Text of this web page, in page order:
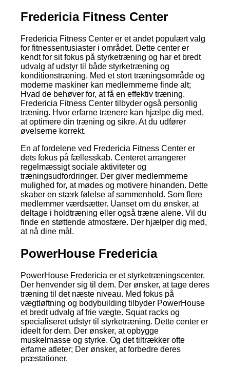
Fredericia Fitness Center
Fredericia Fitness Center er et andet populært valg
for fitnessentusiaster i området. Dette center er
kendt for sit fokus på styrketræning og har et bredt
udvalg af udstyr til både styrketræning og
konditionstræning. Med et stort træningsområde og
moderne maskiner kan medlemmerne finde alt;
Hvad de behøver for, at få en effektiv træning.
Fredericia Fitness Center tilbyder også personlig
træning. Hvor erfarne trænere kan hjælpe dig med,
at optimere din træning og sikre. At du udfører
øvelserne korrekt.
En af fordelene ved Fredericia Fitness Center er
dets fokus på fællesskab. Centeret arrangerer
regelmæssigt sociale aktiviteter og
træningsudfordringer. Der giver medlemmerne
mulighed for, at mødes og motivere hinanden. Dette
skaber en stærk følelse af sammenhold. Som flere
medlemmer værdsætter. Uanset om du ønsker, at
deltage i holdtræning eller også træne alene. Vil du
finde en støttende atmosfære. Der hjælper dig med,
at nå dine mål.
PowerHouse Fredericia
PowerHouse Fredericia er et styrketræningscenter.
Der henvender sig til dem. Der ønsker, at tage deres
træning til det næste niveau. Med fokus på
vægtløftning og bodybuilding tilbyder PowerHouse
et bredt udvalg af frie vægte. Squat racks og
specialiseret udstyr til styrketræning. Dette center er
ideelt for dem. Der ønsker, at opbygge
muskelmasse og styrke. Og det tiltrækker ofte
erfarne atleter; Der ønsker, at forbedre deres
præstationer.